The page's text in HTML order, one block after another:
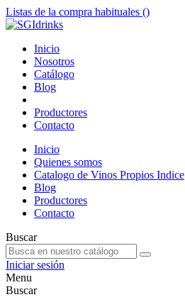
Listas de la compra habituales ()
Inicio
Nosotros
Catálogo
Blog
Productores
Contacto
Inicio
Quienes somos
Catalogo de Vinos Propios Indice
Blog
Productores
Contacto
Buscar
Iniciar sesión
Menu
Buscar